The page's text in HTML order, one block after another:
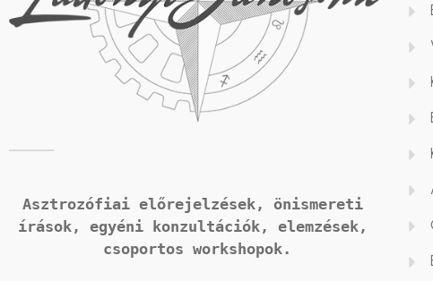
Asztrozófiai előrejelzések, önismereti
írások, egyéni konzultációk, elemzések,
csoportos workshopok.